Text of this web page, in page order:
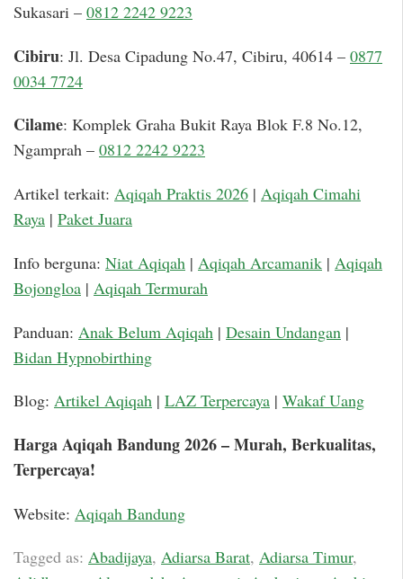
Sukasari – 0812 2242 9223
Cibiru: Jl. Desa Cipadung No.47, Cibiru, 40614 – 0877
0034 7724
Cilame: Komplek Graha Bukit Raya Blok F.8 No.12,
Ngamprah – 0812 2242 9223
Artikel terkait: Aqiqah Praktis 2026 | Aqiqah Cimahi
Raya | Paket Juara
Info berguna: Niat Aqiqah | Aqiqah Arcamanik | Aqiqah
Bojongloa | Aqiqah Termurah
Panduan: Anak Belum Aqiqah | Desain Undangan |
Bidan Hypnobirthing
Blog: Artikel Aqiqah | LAZ Terpercaya | Wakaf Uang
Harga Aqiqah Bandung 2026 – Murah, Berkualitas,
Terpercaya!
Website: Aqiqah Bandung
Tagged as: Abadijaya, Adiarsa Barat, Adiarsa Timur,